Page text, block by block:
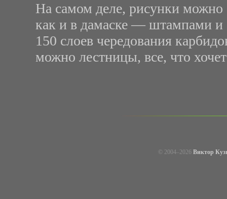
На самом деле, рисунки можно
как и в дамаске — штампами и
150 слоев чередования
можно лестницы, все, что
© 2004–2026 Виктор